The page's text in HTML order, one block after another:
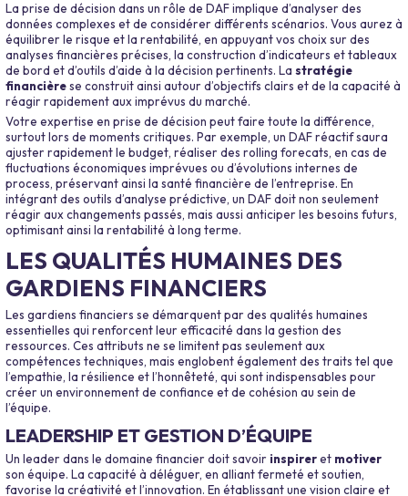
La prise de décision dans un rôle de DAF implique d’analyser des
données complexes et de considérer différents scénarios. Vous aurez à
équilibrer le risque et la rentabilité, en appuyant vos choix sur des
analyses financières précises, la construction d’indicateurs et tableaux
de bord et d’outils d’aide à la décision pertinents. La stratégie
financièrese construit ainsi autour d’objectifs clairs et de la capacité à
réagir rapidement aux imprévus du marché.
Votre expertise en prise de décision peut faire toute la différence,
surtout lors de moments critiques. Par exemple, un DAF réactif saura
ajuster rapidement le budget, réaliser des rolling forecats, en cas de
fluctuations économiques imprévues ou d’évolutions internes de
process, préservant ainsi la santé financière de l’entreprise. En
intégrant des outils d’analyse prédictive, un DAF doit non seulement
réagir aux changements passés, mais aussi anticiper les besoins futurs,
optimisant ainsi la rentabilité à long terme.
LES QUALITÉS HUMAINES DES
GARDIENS FINANCIERS
Les gardiens financiers se démarquent par des qualités humaines
essentielles qui renforcent leur efficacité dans la gestion des
ressources. Ces attributs ne se limitent pas seulement aux
compétences techniques, mais englobent également des traits tel que
l’empathie, la résilience et l’honnêteté, qui sont indispensables pour
créer un environnement de confiance et de cohésion au sein de
l’équipe.
LEADERSHIP ET GESTION D’ÉQUIPE
Un leader dans le domaine financier doit savoir inspireret motiver
son équipe. La capacité à déléguer, en alliant fermeté et soutien,
favorise la créativité et l’innovation. En établissant une vision claire et